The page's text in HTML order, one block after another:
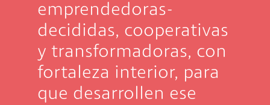
emprendedoras-
decididas, cooperativas
y transformadoras, con
fortaleza interior, para
que desarrollen ese